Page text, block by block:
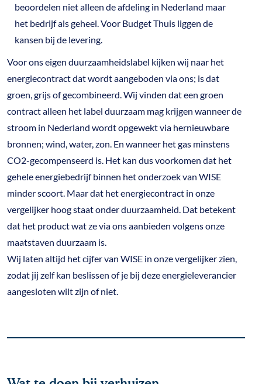
beoordelen niet alleen de afdeling in Nederland maar
het bedrijf als geheel. Voor Budget Thuis liggen de
kansen bij de levering.
Voor ons eigen duurzaamheidslabel kijken wij naar het
energiecontract dat wordt aangeboden via ons; is dat
groen, grijs of gecombineerd. Wij vinden dat een groen
contract alleen het label duurzaam mag krijgen wanneer de
stroom in Nederland wordt opgewekt via hernieuwbare
bronnen; wind, water, zon. En wanneer het gas minstens
CO2-gecompenseerd is. Het kan dus voorkomen dat het
gehele energiebedrijf binnen het onderzoek van WISE
minder scoort. Maar dat het energiecontract in onze
vergelijker hoog staat onder duurzaamheid. Dat betekent
dat het product wat ze via ons aanbieden volgens onze
maatstaven duurzaam is.
Wij laten altijd het cijfer van WISE in onze vergelijker zien,
zodat jij zelf kan beslissen of je bij deze energieleverancier
aangesloten wilt zijn of niet.